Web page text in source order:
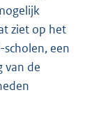
ziet op het
een
van de